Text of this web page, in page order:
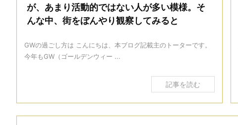
が、あまり活動的ではない人が多い模様。そ
んな中、街をぼんやり観察してみると
GWの過ごし方は こんにちは、本ブログ記載主のトーターです。
今年もGW（ゴールデンウィー ...
記事を読む